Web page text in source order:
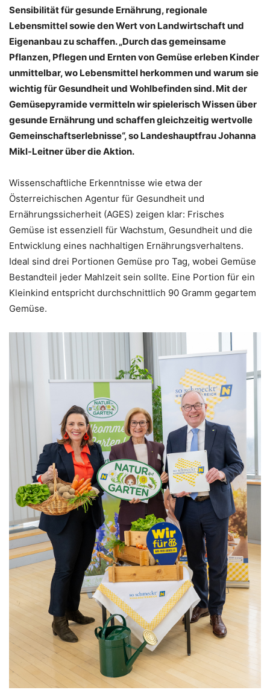
Sensibilität für gesunde Ernährung, regionale
Lebensmittel sowie den Wert von Landwirtschaft und
Eigenanbau zu schaffen. „Durch das gemeinsame
Pflanzen, Pflegen und Ernten von Gemüse erleben Kinder
unmittelbar, wo Lebensmittel herkommen und warum sie
wichtig für Gesundheit und Wohlbefinden sind. Mit der
Gemüsepyramide vermitteln wir spielerisch Wissen über
gesunde Ernährung und schaffen gleichzeitig wertvolle
Gemeinschaftserlebnisse“, so Landeshauptfrau Johanna
Mikl-Leitner über die Aktion.
Wissenschaftliche Erkenntnisse wie etwa der
Österreichischen Agentur für Gesundheit und
Ernährungssicherheit (AGES) zeigen klar: Frisches
Gemüse ist essenziell für Wachstum, Gesundheit und die
Entwicklung eines nachhaltigen Ernährungsverhaltens.
Ideal sind drei Portionen Gemüse pro Tag, wobei Gemüse
Bestandteil jeder Mahlzeit sein sollte. Eine Portion für ein
Kleinkind entspricht durchschnittlich 90 Gramm gegartem
Gemüse.